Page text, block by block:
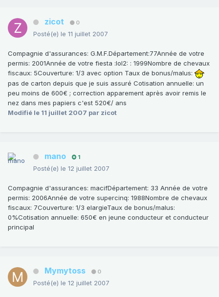
zicot 0
Posté(e) le 11 juillet 2007
Compagnie d'assurances: G.M.F.Département:77Année de votre
permis: 2001Année de votre fiesta :lol2: : 1999Nombre de chevaux
fiscaux: 5Couverture: 1/3 avec option Taux de bonus/malus:
pas de carton depuis que je suis assuré Cotisation annuelle: un
peu moins de 600€ ; correction apparement après avoir remis le
nez dans mes papiers c'est 520€/ ans
Modifié le 11 juillet 2007 par zicot
mano 1
Posté(e) le 12 juillet 2007
Compagnie d'assurances: macifDépartement: 33 Année de votre
permis: 2006Année de votre supercinq: 1988Nombre de chevaux
fiscaux: 7Couverture: 1/3 elargieTaux de bonus/malus:
0%Cotisation annuelle: 650€ en jeune conducteur et conducteur
principal
Mymytoss 0
Posté(e) le 12 juillet 2007